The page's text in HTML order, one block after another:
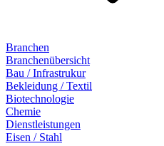
Branchen
Branchenübersicht
Bau / Infrastrukur
Bekleidung / Textil
Biotechnologie
Chemie
Dienstleistungen
Eisen / Stahl